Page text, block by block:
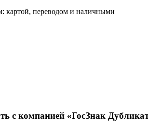
картой, переводом и наличными
с компанией «ГосЗнак